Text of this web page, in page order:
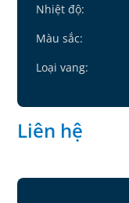
Nhiệt độ:
Màu sắc:
Loại vang:
Liên hệ